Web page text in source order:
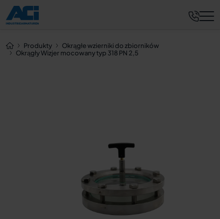
Produkty
Okrągłe wzierniki do zbiorników
Okrągły Wizjer mocowany typ 318 PN 2,5